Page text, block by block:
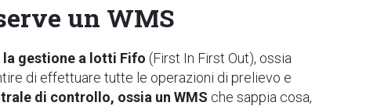
un WMS
gestione a lotti Fifo (First In First Out), ossia
di effettuare tutte le operazioni di prelievo e
di controllo, ossia un WMS che sappia cosa,